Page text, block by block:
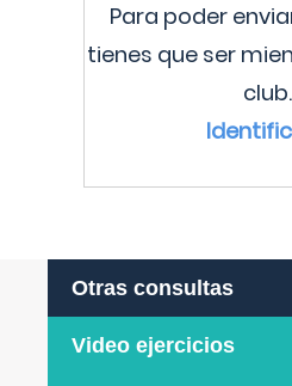
Para poder
tienes que ser
club.
Otras consultas
Video ejercicios